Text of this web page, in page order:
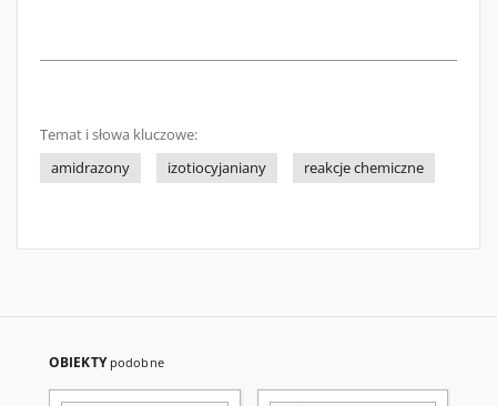
Temat i słowa kluczowe:
amidrazony
izotiocyjaniany reakcje chemiczne
OBIEKTY podobne